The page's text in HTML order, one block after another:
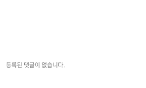
등록된 댓글이 없습니다.